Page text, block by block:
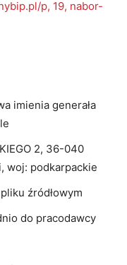
p, 19, nabor-
imienia generała
2, 36-040
woj: podkarpackie
źródłowym
do pracodawcy